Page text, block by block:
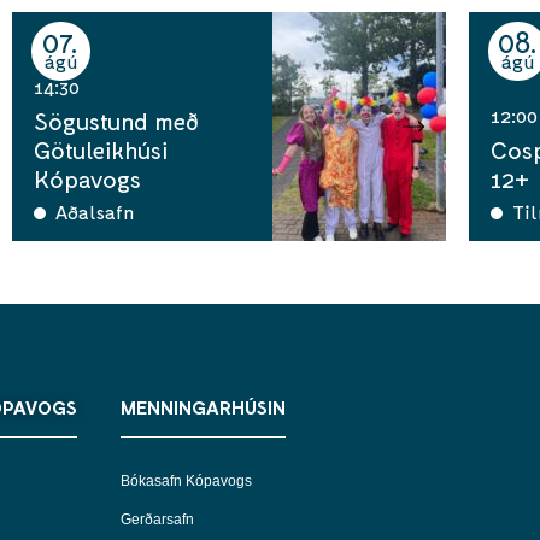
07
ágú
14:30
Sögustund með
Götuleikhúsi
Kópavogs
Aðalsafn
08
ágú
12:00
12+
MENNINGARHÚSIN
Bókasafn Kópavogs
Gerðarsafn